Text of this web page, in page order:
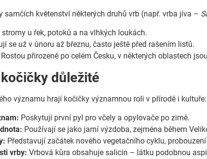
samčích květenství některých druhů vrb (např. vrba jíva –
stromy u řek, potoků a na vlhkých loukách.
se už v únoru až březnu, často ještě před rašením listů.
Rostou přirozeně po celém Česku, v některých oblastech
důležité
významu hrají kočičky významnou roli v přírodě i kultuře:
Poskytují první pyl pro včely a opylovače po zimě.
Používají se jako jarní výzdoba, zejména během
Představují začátek nového vegetačního cyklu,
vrby: Vrbová kůra obsahuje salicin – látku podobnou